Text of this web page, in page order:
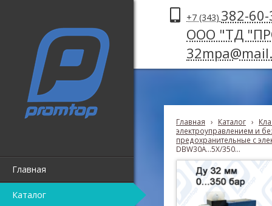
Главная
Каталог
+7 (343) 382-
ООО "ТД
Главная › Каталог ›
электроуправлением и
предохранительные с
DBW30A...5X/350...